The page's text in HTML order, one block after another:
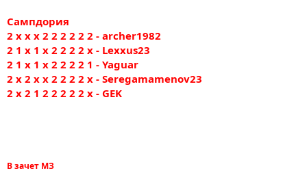
Сампдория
2 х х х 2 2 2 2 2 2 - archer1982
2 1 х 1 х 2 2 2 2 х - Lexxus23
2 1 х 1 х 2 2 2 2 1 - Yaguar
2 х 2 х х 2 2 2 2 х - Seregamamenov23
2 х 2 1 2 2 2 2 2 х - GEK
В зачет МЗ